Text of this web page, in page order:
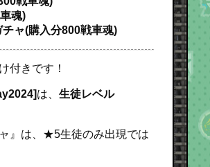
魂)
ャ(購入分800戦車魂)
付きです！
は、 生徒レベル
』は、★5生徒のみ出現では